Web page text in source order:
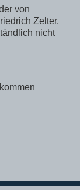
von
Zelter.
nicht